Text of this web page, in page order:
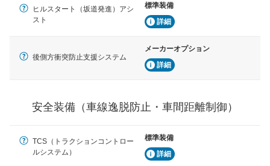
車間距離制御
安全な車間距離を保ちながら前車を追従するアダプティ
ブ・クルーズ・コントロールなどが装備されています。
運転・駐車支援
駐車をスムーズに行うためにインテリジェンスパーキン
グ・アシストやサイドブラインドモニターなどが装備さ
衝撃軽減
ルトなどが装備されています。
ヒルスタート（坂道発進）アシ
スト
標準装備
詳細
後側方衝突防止支援システム
メーカーオプション
詳細
安全装備（車線逸脱防止・車間距離制御）
TCS（トラクションコントロー
ルシステム）
標準装備
詳細